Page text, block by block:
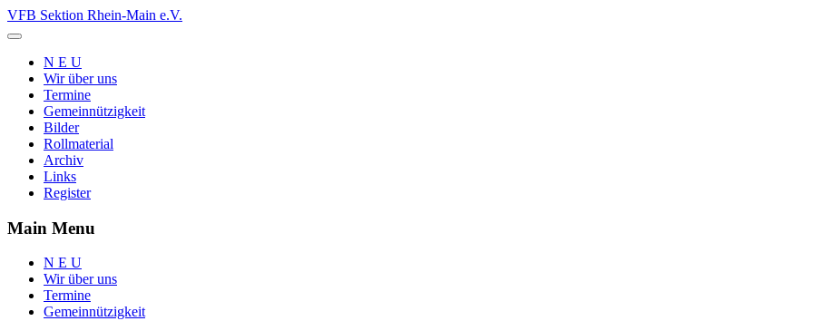
VFB Sektion Rhein-Main e.V.
N E U
Wir über uns
Termine
Gemeinnützigkeit
Bilder
Rollmaterial
Archiv
Links
Register
Main Menu
N E U
Wir über uns
Termine
Gemeinnützigkeit